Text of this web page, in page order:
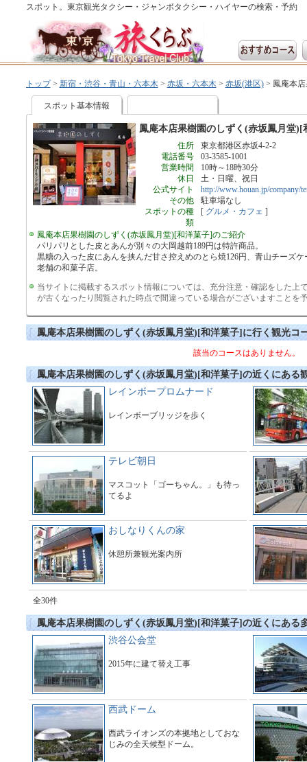
スポット。東京観光タクシー・ジャンボタクシー・ハイヤーの検索・予約
トップ> 新宿・渋谷・青山・六本木> 赤坂・六本木> 赤坂(港区)> 鳳庵本
スポット基本情報
鳳庵本店果樹園のしずく(赤坂鳳月堂)[
住所
東京都港区赤坂4-2-2
電話番号
03-3585-1001
営業時間
10時～18時30分
休日
土・日曜、祝日
公式サイト
http://www.houan.jp/company/
その他
駐車場なし
スポットの種
類
[ グルメ・カフェ ]
鳳庵本店果樹園のしずく(赤坂鳳月堂)[和洋菓子]のご紹介
パリパリとした皮とあんが別々の大岡越前189円は特許商品。
黒糖の入った皮にあんを挟んだ甘さ控えめのとら焼126円、青山チーズ
老舗の和菓子店。
当サイトに掲載するスポット情報については、充分注意・確認をした上
が古くなったり閲覧された時点で間違っている場合がございますことを
鳳庵本店果樹園のしずく(赤坂鳳月堂)[和洋菓子]に行く観光コ
該当のコースはありません。
鳳庵本店果樹園のしずく(赤坂鳳月堂)[和洋菓子]の近くにある
レインボープロムナード
レインボーブリッジを歩く
テレビ朝日
マスコット「ゴーちゃん。」も待っ
てるよ
おしなりくんの家
休憩所兼観光案内所
全30件
鳳庵本店果樹園のしずく(赤坂鳳月堂)[和洋菓子]の近くにある
渋谷公会堂
2015年に建て替え工事
西武ドーム
西武ライオンズの本拠地としておな
じみの全天候型ドーム。